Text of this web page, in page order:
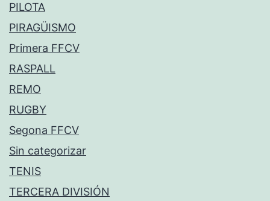
PILOTA
PIRAGÜISMO
Primera FFCV
RASPALL
REMO
RUGBY
Segona FFCV
Sin categorizar
TENIS
TERCERA DIVISIÓN